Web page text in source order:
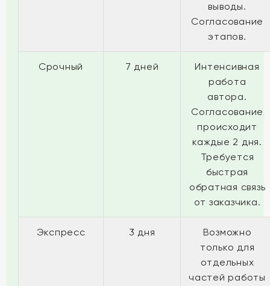
выводы.
Согласование
этапов.
Срочный 7 дней
Интенсивная
работа
автора.
Согласование
происходит
каждые 2 дня.
Требуется
быстрая
обратная связь
от заказчика.
Экспресс 3 дня
Возможно
только для
отдельных
частей работы